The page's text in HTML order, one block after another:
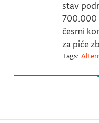
stav
700.000
česmi
za piće
Tags: